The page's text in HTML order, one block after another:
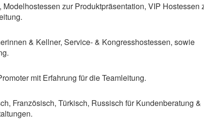
zur Produktpräsentation, VIP Hostessen
& Kellner, Service- & Kongresshostessen, sowie
mit Erfahrung für die Teamleitung.
Französisch, Türkisch, Russisch für Kundenberatung &